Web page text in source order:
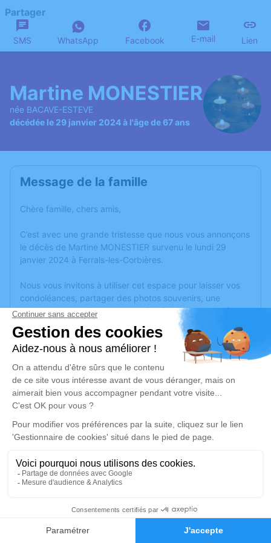
Faire-part Hommages
Partager
SMS WhatsApp Facebook E-mail Lien
Martine MONESTIER
née BACAVE-ESTEVE
décédée le 29 janvier 2024 à l'âge de 67 ans
Message de la famille
Chère famille, chers amis,
C’est avec une grande tristesse que nous vous annonçons
le décès de Martine MONESTIER survenu le lundi 29
janvier 2024 à Ferrals-les-Corbières.
Nous vous invitons à utiliser cet espace pour laisser vos
condoléances, partager des photos souvenirs, une
anecdote ou exprimer vos pensées à travers des poèmes
ou des textes. Cet endroit est un lieu d'expression dédié à
honorer la mémoire de Martine MONESTIER.
Un service de plantation d’arbre hommage estdisponible
mercredi 31 janvier 2024 à 09h30
Cimetière de Ferrals-les-Corbières
11200 Ferrals-les-Corbières
Je rends hommage